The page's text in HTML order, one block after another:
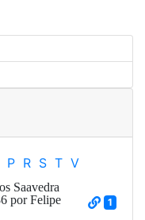
P R S T V
Saavedra
por Felipe
1